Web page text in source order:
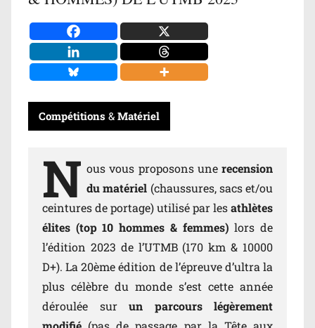
Compétitions & Matériel
N ous vous proposons une recension
du matériel (chaussures, sacs et/ou
ceintures de portage) utilisé par lesathlètes
élites (top 10 hommes & femmes) lors de
l’édition 2023 de l’UTMB (170 km & 10000
D+). La 20ème édition de l’épreuve d’ultra la
plus célèbre du monde s’est cette année
déroulée sur un parcours légèrement